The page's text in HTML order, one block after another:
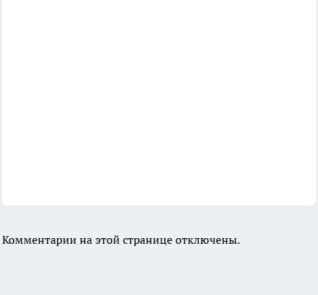
Комментарии на этой странице отключены.